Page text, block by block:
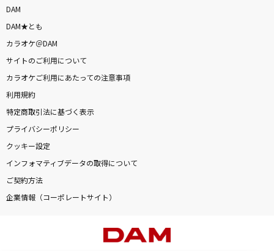
DAM
DAM★とも
カラオケ＠DAM
サイトのご利用について
カラオケご利用にあたっての注意事項
利用規約
特定商取引法に基づく表示
プライバシーポリシー
クッキー設定
インフォマティブデータの取得について
ご契約方法
企業情報（コーポレートサイト）